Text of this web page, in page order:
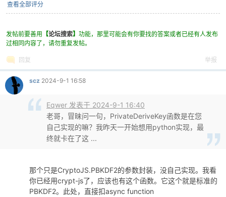
查看全部评分
发帖前要善用 【论坛搜索】 功能，那里可能会有你要找的答案或者已经有人发布
过相同内容了，请勿重复发帖。
回复 举报
scz 2024-9-1 16:58
Eqwer 发表于 2024-9-1 16:40
老哥，冒昧问一句，PrivateDeriveKey函数是在您
自己实现的嘛？我昨天一开始想用python实现，最
终就卡在了这 ...
那个只是CryptoJS.PBKDF2的参数封装，没自己实现。我看
你已经用crypt-js了，应该也有这个函数。它这个就是标准的
PBKDF2。此处，直接扣async function